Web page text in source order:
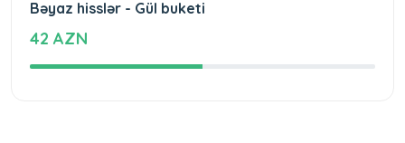
Bəyaz hisslər - Gül buketi
42 AZN